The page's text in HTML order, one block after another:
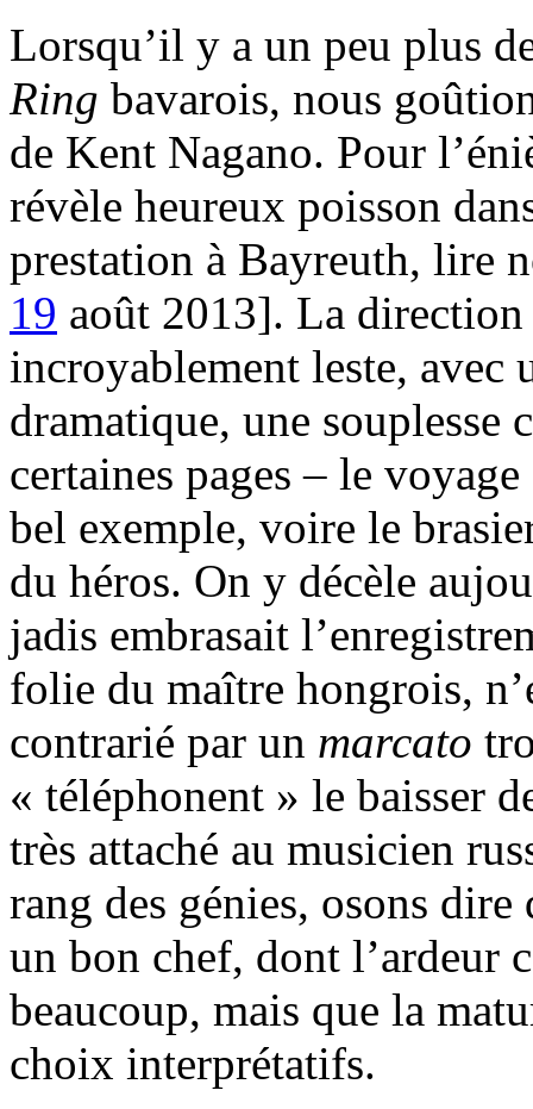
Lorsqu’il y a un peu plus
Ring bavarois, nous
de Kent Nagano. Pour
révèle heureux poisson
prestation à Bayreuth, lire
19 août 2013]. La
incroyablement leste, avec
dramatique, une
certaines pages – le
bel exemple, voire le
du héros. On y décèle
jadis embrasait
folie du maître hongrois,
contrarié par un marcato
« téléphonent » le baisser
très attaché au musicien
rang des génies, osons
un bon chef, dont l’ardeur
beaucoup, mais que la
choix interprétatifs.